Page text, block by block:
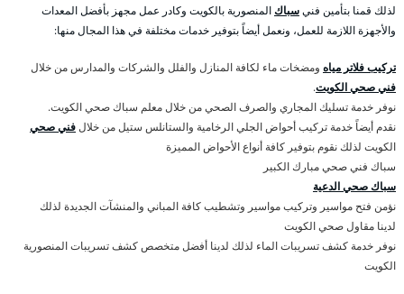
لذلك قمنا بتأمين فنيسباك المنصورية بالكويت وكادر عمل مجهز بأفضل المعدات
والأجهزة اللازمة للعمل، ونعمل أيضاً بتوفير خدمات مختلفة في هذا المجال منها:
تركيب فلاتر مياه ومضخات ماء لكافة المنازل والفلل والشركات والمدارس من خلال
فني صحي الكويت.
نوفر خدمة تسليك المجاري والصرف الصحي من خلال معلم سباك صحي الكويت.
نقدم أيضاً خدمة تركيب أحواض الجلي الرخامية والستانلس ستيل من خلالفني صحي
الكويت لذلك نقوم بتوفير كافة أنواع الأحواض المميزة
سباك فني صحي مبارك الكبير
سباك صحي الدعية
نؤمن فتح مواسير وتركيب مواسير وتشطيب كافة المباني والمنشآت الجديدة لذلك
لدينا مقاول صحي الكويت
نوفر خدمة كشف تسريبات الماء لذلك لدينا أفضل متخصص كشف تسريبات المنصورية
الكويت